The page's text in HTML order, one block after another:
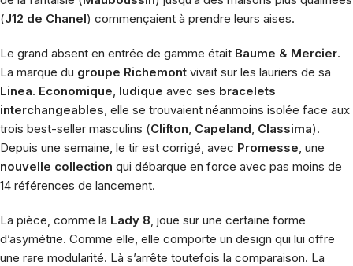
(J12 de Chanel) commençaient à prendre leurs aises.
Le grand absent en entrée de gamme était Baume & Mercier.
La marque du groupe Richemont vivait sur les lauriers de sa
Linea. Economique ludique avec ses bracelets
interchangeables , elle se trouvaient néanmoins isolée face aux
trois best-seller masculins (Clifton Capeland Classima).
Depuis une semaine, le tir est corrigé, avec Promesse , une
nouvelle collection qui débarque en force avec pas moins de
14 références de lancement.
La pièce, comme la Lady 8 , joue sur une certaine forme
d’asymétrie. Comme elle, elle comporte un design qui lui offre
une rare modularité. Là s’arrête toutefois la comparaison. La